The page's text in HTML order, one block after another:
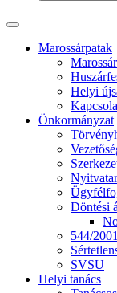
Marossárpatak
Helyi
Önkormányzat
Döntési
544/
SVSU
Helyi tanács